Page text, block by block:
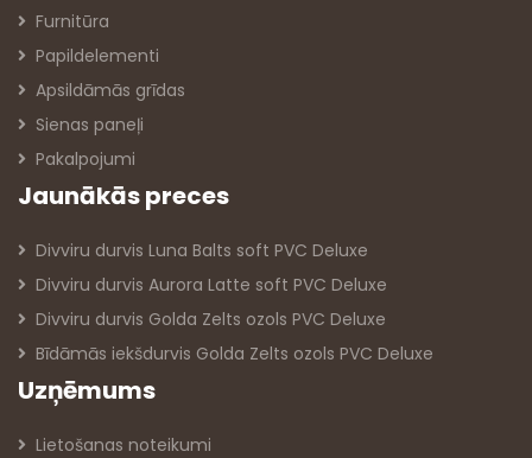
Furnitūra
Papildelementi
Apsildāmās grīdas
Sienas paneļi
Pakalpojumi
Jaunākās preces
Divviru durvis Luna Balts soft PVC Deluxe
Divviru durvis Aurora Latte soft PVC Deluxe
Divviru durvis Golda Zelts ozols PVC Deluxe
Bīdāmās iekšdurvis Golda Zelts ozols PVC Deluxe
Uzņēmums
Lietošanas noteikumi